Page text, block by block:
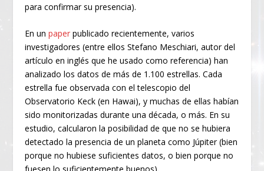
para confirmar su presencia).
En unpaper publicado recientemente, varios
investigadores (entre ellos Stefano Meschiari, autor del
artículo en inglés que he usado como referencia) han
analizado los datos de más de 1.100 estrellas. Cada
estrella fue observada con el telescopio del
Observatorio Keck (en Hawai), y muchas de ellas habían
sido monitorizadas durante una década, o más. En su
estudio, calcularon la posibilidad de que no se hubiera
detectado la presencia de un planeta como Júpiter (bien
porque no hubiese suficientes datos, o bien porque no